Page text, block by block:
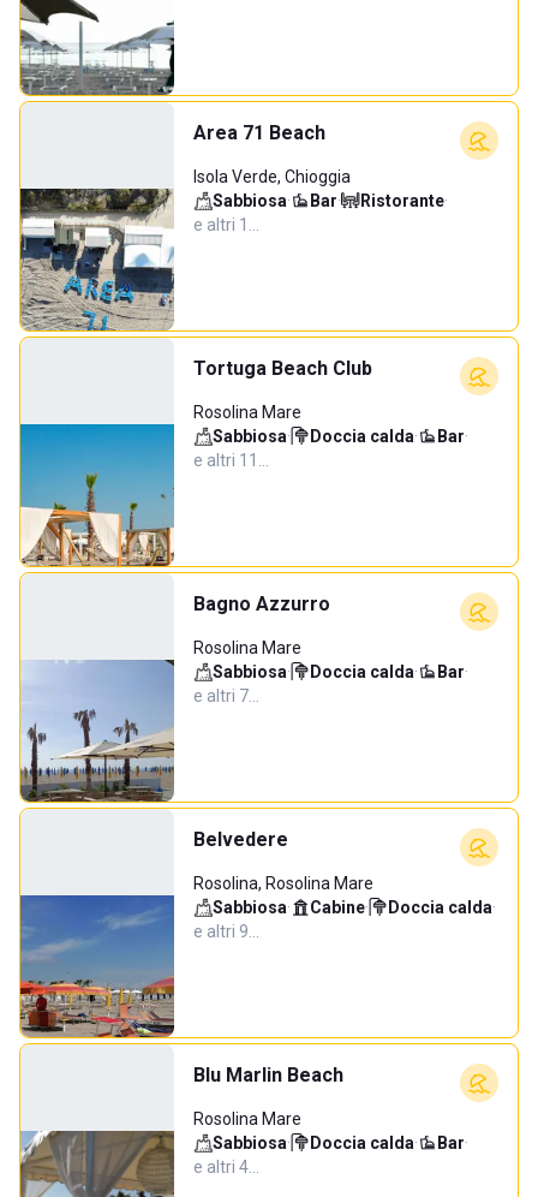
Area 71 Beach
Isola Verde, Chioggia
Sabbiosa· Bar· Ristorante·
e altri 1…
Tortuga Beach Club
Rosolina Mare
Sabbiosa· Doccia calda· Bar·
e altri 11…
Bagno Azzurro
Rosolina Mare
Sabbiosa· Doccia calda· Bar·
e altri 7…
Belvedere
Rosolina, Rosolina Mare
Sabbiosa· Cabine· Doccia calda·
e altri 9…
Blu Marlin Beach
Rosolina Mare
Sabbiosa· Doccia calda· Bar·
e altri 4…